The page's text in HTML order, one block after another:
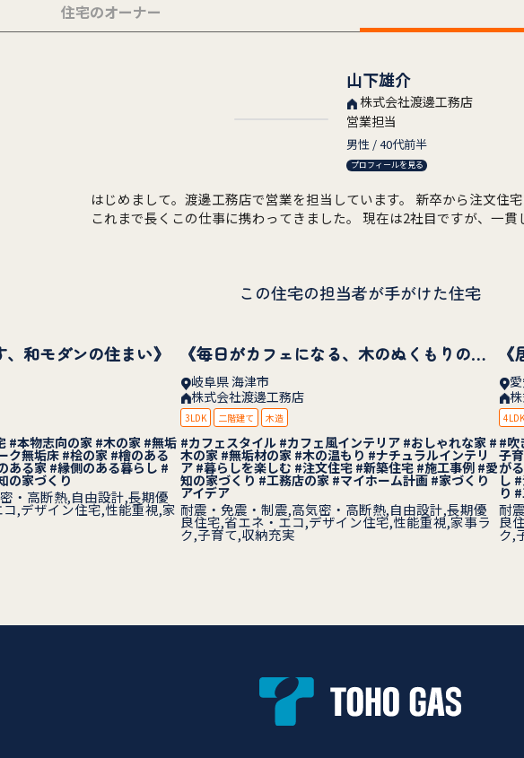
住宅のオーナー
山下雄介
株式会社渡邊工務店
営業担当
男性 / 40代前半
プロフィールを見る
はじめまして。渡邊工務店で営業を担当しています。 新卒から注文住宅の営業一筋で、
これまで長くこの仕事に携わってきました。 現在は2社目ですが、一貫
よかった」 「無理に進められなかったので安心できた」 といったお声
検討したい方はぜひ一度ご相談ください。 無理な営業はいたしません。 まずは情報収集
の段階でも構いませんので、お気軽にお声がけください。
この住宅の担当者が手がけた住宅
、和モダンの住まい》
#本物志向の家 #木の家 #無垢
ク無垢床 #桧の家 #檜のある
ある家 #縁側のある暮らし #
の家づくり
・高断熱,自由設計,長期優
,デザイン住宅,性能重視,家
《毎日がカフェになる、木のぬくもりの家》
岐阜県 海津市
株式会社渡邊工務店
3LDK 二階建て 木造
#カフェスタイル #カフェ風インテリア #おしゃれな家 #
木の家 #無垢材の家 #木の温もり #ナチュラルインテリ
ア #暮らしを楽しむ #注文住宅 #新築住宅 #施工事例 #愛
知の家づくり #工務店の家 #マイホーム計画 #家づくり
アイデア
耐震・免震・制震,高気密・高断熱,自由設計,長期優
良住宅,省エネ・エコ,デザイン住宅,性能重視,家事ラ
ク,子育て,収納充実
4LDK
#吹
子
が
し
り
耐
良
ク,